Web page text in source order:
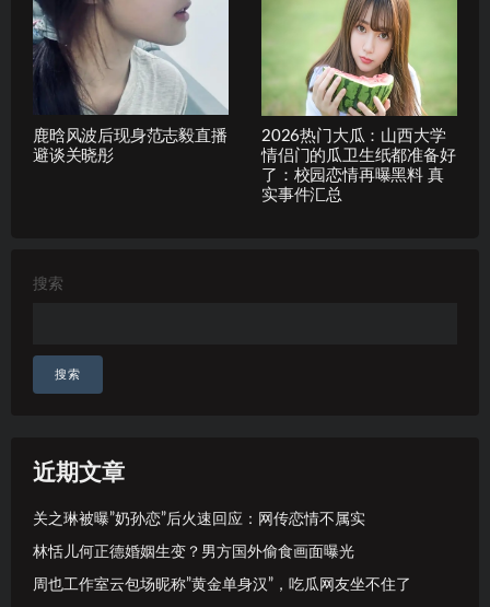
鹿晗风波后现身范志毅直播
避谈关晓彤
2026热门大瓜：山西大学
情侣门的瓜卫生纸都准备好
了：校园恋情再曝黑料 真
实事件汇总
搜索
搜索
近期文章
关之琳被曝”奶孙恋”后火速回应：网传恋情不属实
林恬儿何正德婚姻生变？男方国外偷食画面曝光
周也工作室云包场昵称”黄金单身汉”，吃瓜网友坐不住了